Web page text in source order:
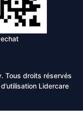
Tous droits réservés
Lidercare